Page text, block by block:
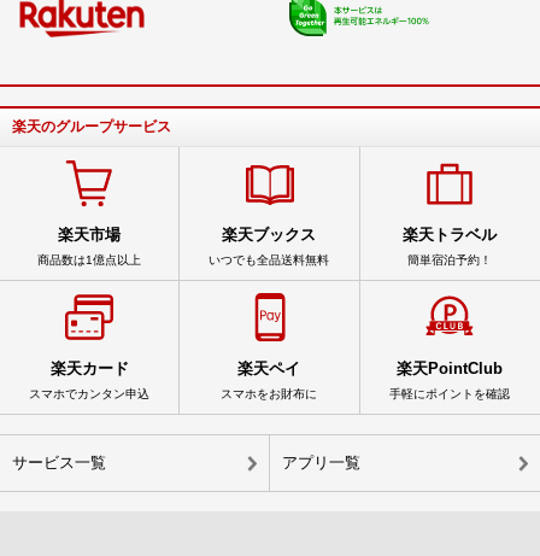
楽天のグループサービス
楽天市場
商品数は1億点以上
楽天ブックス
いつでも全品送料無料
楽天トラベル
簡単宿泊予約！
楽天カード
スマホでカンタン申込
楽天ペイ
スマホをお財布に
楽天PointClub
手軽にポイントを確認
サービス一覧 アプリ一覧